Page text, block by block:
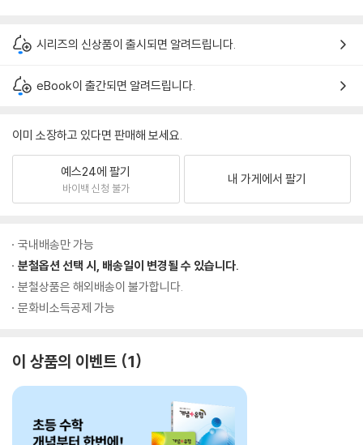
시리즈의 신상품이 출시되면 알려드립니다.
eBook이 출간되면 알려드립니다.
이미 소장하고 있다면 판매해 보세요.
예스24에 팔기
바이백 신청 불가
내 가게에서 팔기
국내배송만 가능
분철옵션 선택 시, 배송일이 변경될 수 있습니다.
분철상품은 해외배송이 불가합니다.
문화비소득공제 가능
이 상품의 이벤트 1